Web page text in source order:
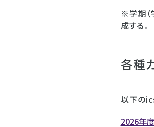
※学期（
成する。
各種
以下の
2026年度